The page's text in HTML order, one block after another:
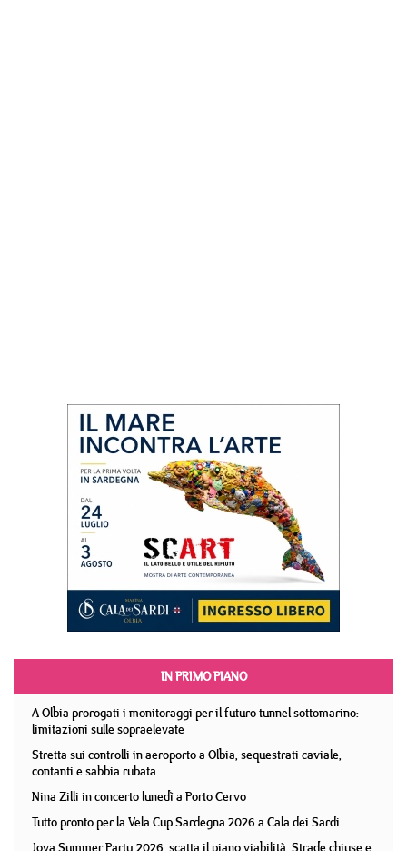
IN PRIMO PIANO
A Olbia prorogati i monitoraggi per il futuro tunnel sottomarino:
limitazioni sulle sopraelevate
Stretta sui controlli in aeroporto a Olbia, sequestrati caviale,
contanti e sabbia rubata
Nina Zilli in concerto lunedì a Porto Cervo
Tutto pronto per la Vela Cup Sardegna 2026 a Cala dei Sardi
Jova Summer Party 2026, scatta il piano viabilità. Strade chiuse e